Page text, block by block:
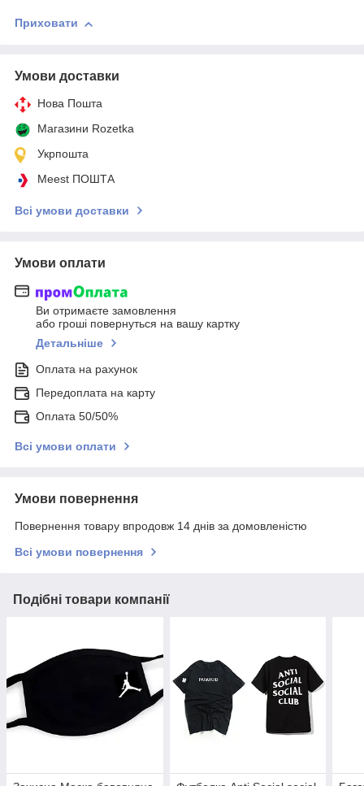
Приховати
Умови доставки
Нова Пошта
Магазини Rozetka
Укрпошта
Meest ПОШТА
Всі умови доставки
Умови оплати
Ви отримаєте замовлення
або гроші повернуться на вашу картку
Детальніше
Оплата на рахунок
Передоплата на карту
Оплата 50/50%
Всі умови оплати
Умови повернення
Повернення товару впродовж 14 днів за домовленістю
Всі умови повернення
Подібні товари компанії